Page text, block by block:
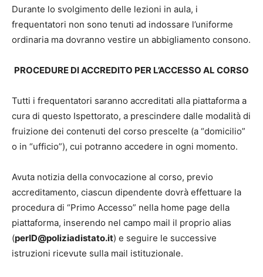
Durante lo svolgimento delle lezioni in aula, i
frequentatori non sono tenuti ad indossare l’uniforme
ordinaria ma dovranno vestire un abbigliamento consono.
PROCEDURE DI ACCREDITO PER L’ACCESSO AL CORSO
Tutti i frequentatori saranno accreditati alla piattaforma a
cura di questo Ispettorato, a prescindere dalle modalità di
fruizione dei contenuti del corso prescelte (a “domicilio”
o in “ufficio”), cui potranno accedere in ogni momento.
Avuta notizia della convocazione al corso, previo
accreditamento, ciascun dipendente dovrà effettuare la
procedura di “Primo Accesso” nella home page della
piattaforma, inserendo nel campo mail il proprio alias
(perID@poliziadistato.it) e seguire le successive
istruzioni ricevute sulla mail istituzionale.